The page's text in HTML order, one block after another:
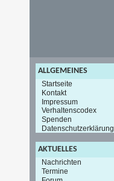
ALLGEMEINES
Startseite
Kontakt
Impressum
Verhaltenscodex
Spenden
Datenschutzerklärung
AKTUELLES
Nachrichten
Termine